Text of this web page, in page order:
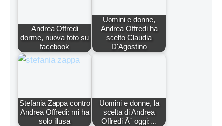
Andrea Offredi
dorme, nuova foto su
facebook
Uomini e donne,
Andrea Offredi ha
scelto Claudia
D'Agostino
Stefania Zappa contro
Andrea Offredi: mi ha
solo illusa
Uomini e donne, la
scelta di Andrea
Offredi Ã¨ oggi:…